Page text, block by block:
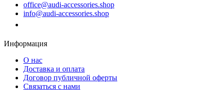
office@audi-accessories.shop
info@audi-accessories.shop
Информация
О нас
Доставка и оплата
Договор публичной оферты
Связаться с нами